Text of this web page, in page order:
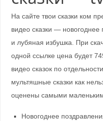
На сайте твои сказки ком
видео сказки — новогоднее
и лубяная избушка. При
одной ссылке цена будет
видео сказок по
мультяшные сказки как
оценены самыми
Новогоднее